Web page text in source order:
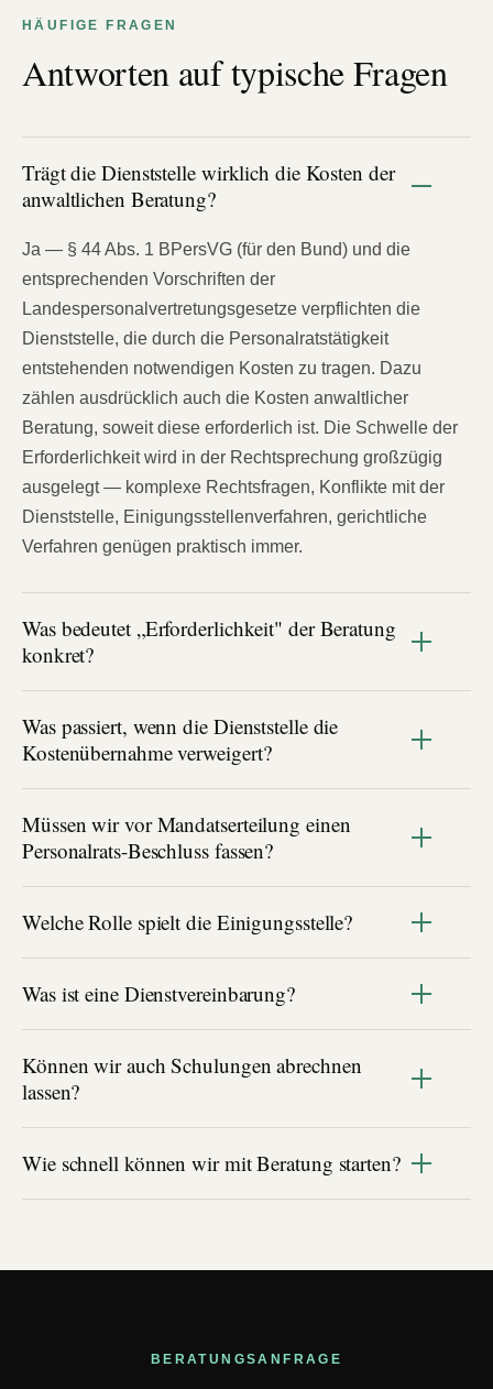
HÄUFIGE FRAGEN
Antworten auf typische Fragen
Trägt die Dienststelle wirklich die Kosten der
anwaltlichen Beratung?
Ja — § 44 Abs. 1 BPersVG (für den Bund) und die
entsprechenden Vorschriften der
Landespersonalvertretungsgesetze verpflichten die
Dienststelle, die durch die Personalratstätigkeit
entstehenden notwendigen Kosten zu tragen. Dazu
zählen ausdrücklich auch die Kosten anwaltlicher
Beratung, soweit diese erforderlich ist. Die Schwelle der
Erforderlichkeit wird in der Rechtsprechung großzügig
ausgelegt — komplexe Rechtsfragen, Konflikte mit der
Dienststelle, Einigungsstellenverfahren, gerichtliche
Verfahren genügen praktisch immer.
Was bedeutet „Erforderlichkeit" der Beratung
konkret?
Was passiert, wenn die Dienststelle die
Kostenübernahme verweigert?
Müssen wir vor Mandatserteilung einen
Personalrats-Beschluss fassen?
Welche Rolle spielt die Einigungsstelle?
Was ist eine Dienstvereinbarung?
Können wir auch Schulungen abrechnen
lassen?
Wie schnell können wir mit Beratung starten?
BERATUNGSANFRAGE